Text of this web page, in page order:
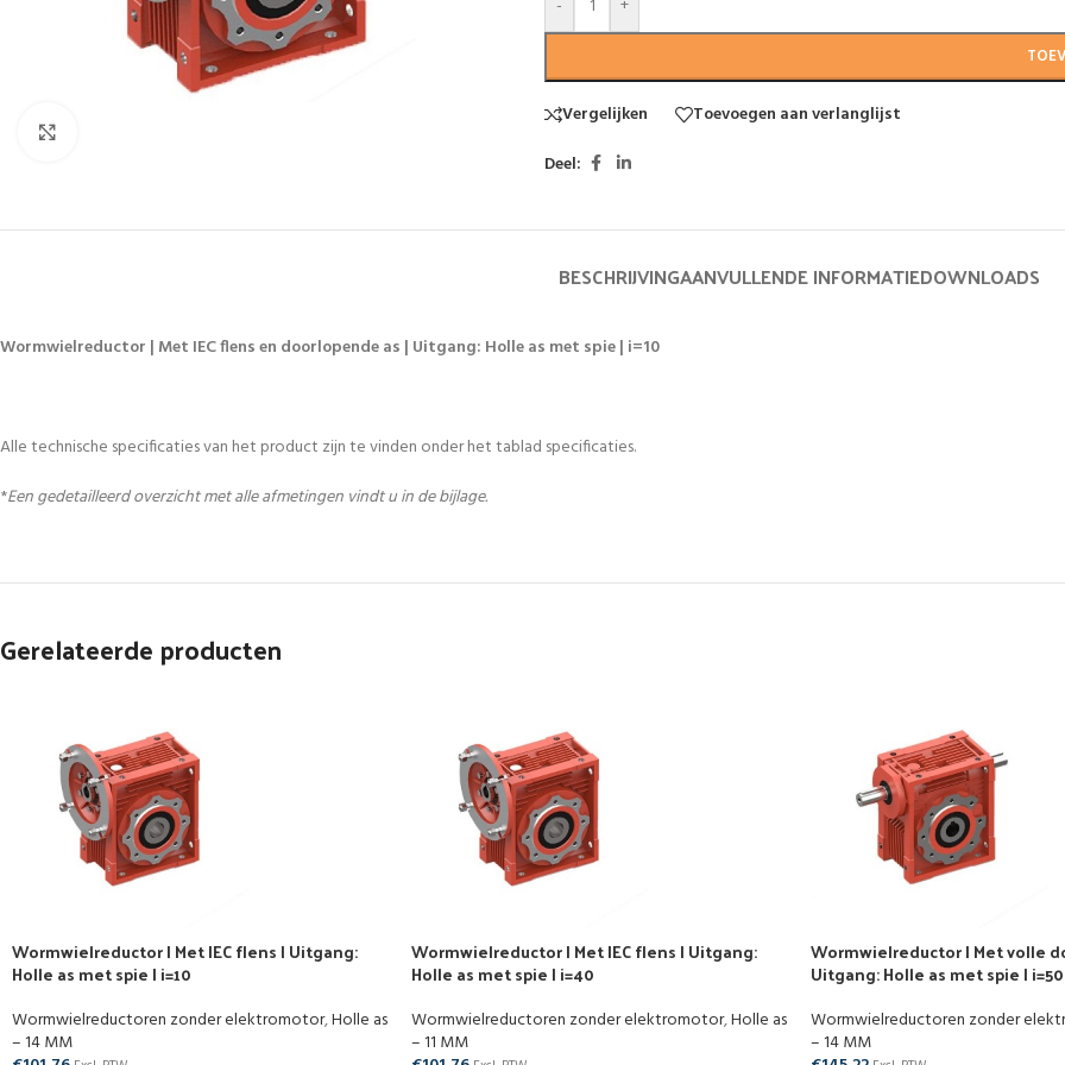
- +
Vergelijken
Toevoegen aan verlanglijst
Deel:
BESCHRIJVINGAANVULLENDE INFORMATIEDOWNLOADS
Wormwielreductor | Met IEC flens en doorlopende as | Uitgang: Holle as met spie | i=10
Alle technische specificaties van het product zijn te vinden onder het tablad specificaties.
*Een gedetailleerd overzicht met alle afmetingen vindt u in de bijlage.
Gerelateerde producten
Wormwielreductor | Met IEC flens | Uitgang:
Holle as met spie | i=10
Wormwielreductoren zonder elektromotor,Holle as
– 14 MM
Wormwielreductor | Met IEC flens | Uitgang:
Holle as met spie | i=40
Wormwielreductoren zonder elektromotor,Holle as
– 11 MM
Wormwielreductor | Met volle
Uitgang: Holle as met spie | i=50
Wormwielreductoren zonder
– 14 MM